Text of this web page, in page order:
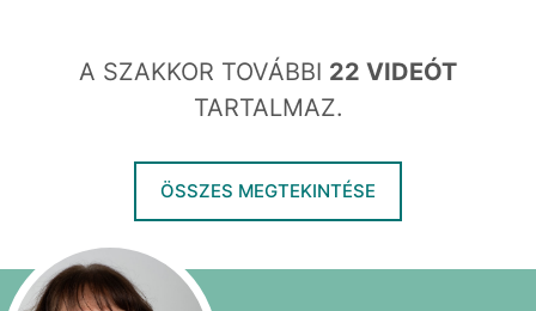
A SZAKKOR TOVÁBBI 22 VIDEÓT
TARTALMAZ.
ÖSSZES MEGTEKINTÉSE